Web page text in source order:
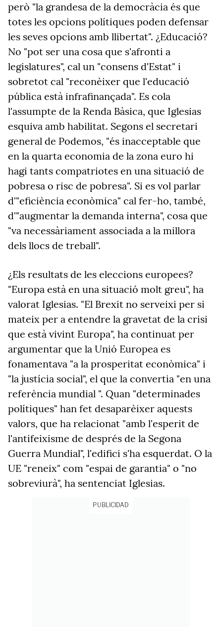
però "la grandesa de la democràcia és que
totes les opcions polítiques poden defensar
les seves opcions amb llibertat". ¿Educació?
No "pot ser una cosa que s'afronti a
legislatures", cal un "consens d'Estat" i
sobretot cal "reconèixer que l'educació
pública està infrafinançada". Es cola
l'assumpte de la Renda Bàsica, que Iglesias
esquiva amb habilitat. Segons el secretari
general de Podemos, "és inacceptable que
en la quarta economia de la zona euro hi
hagi tants compatriotes en una situació de
pobresa o risc de pobresa". Si es vol parlar
d'"eficiència econòmica" cal fer-ho, també,
d'"augmentar la demanda interna", cosa que
"va necessàriament associada a la millora
dels llocs de treball".
¿Els resultats de les eleccions europees?
"Europa està en una situació molt greu", ha
valorat Iglesias. "El Brexit no serveixi per si
mateix per a entendre la gravetat de la crisi
que està vivint Europa", ha continuat per
argumentar que la Unió Europea es
fonamentava "a la prosperitat econòmica" i
"la justícia social", el que la convertia "en una
referència mundial ". Quan "determinades
polítiques" han fet desaparèixer aquests
valors, que ha relacionat "amb l'esperit de
l'antifeixisme de després de la Segona
Guerra Mundial", l'edifici s'ha esquerdat. O la
UE "reneix" com "espai de garantia" o "no
sobreviurà", ha sentenciat Iglesias.
PUBLICIDAD